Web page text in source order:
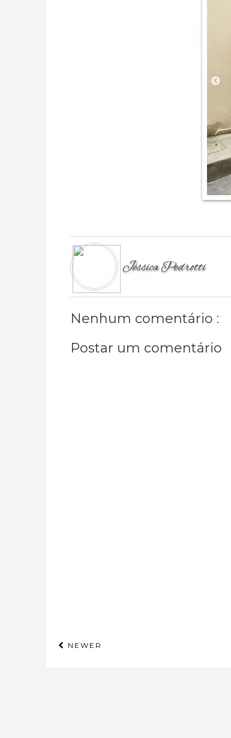
Jéssica Pedrotti
Nenhum comentário :
Postar um comentário
NEWER